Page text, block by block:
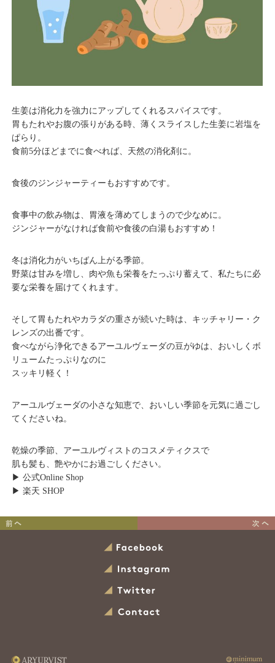
生姜は消化力を強力にアップしてくれるスパイスです。
胃もたれやお腹の張りがある時、薄くスライスした生姜に岩塩を
ぱらり。
食前5分ほどまでに食べれば、天然の消化剤に。
食後のジンジャーティーもおすすめです。
食事中の飲み物は、胃液を薄めてしまうので少なめに。
ジンジャーがなければ食前や食後の白湯もおすすめ！
冬は消化力がいちばん上がる季節。
野菜は甘みを増し、肉や魚も栄養をたっぷり蓄えて、私たちに必
要な栄養を届けてくれます。
そして胃もたれやカラダの重さが続いた時は、 キッチャリー・ク
レンズの出番です。
食べながら浄化できるアーユルヴェーダの豆がゆは、おいしくボ
リュームたっぷりなのに
スッキリ軽く！
アーユルヴェーダの小さな知恵で、おいしい季節を元気に過ごし
てくださいね。
乾燥の季節、アーユルヴィストのコスメティクスで
肌も髪も、艶やかにお過ごしください。
▶︎ 公式Online Shop
▶︎ 楽天 SHOP
Facebook
Instagram
Twitter